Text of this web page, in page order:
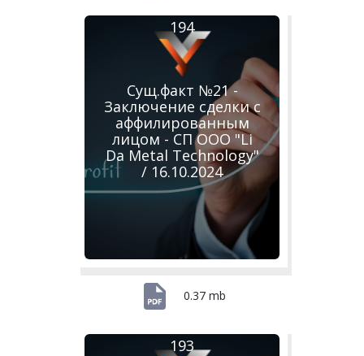
Сущ.факт №21 -
Заключение сделки с
аффилированным
лицом - СП ООО "Li
Da Metal Technology"
/ 16.10.2024
194
0.37 mb
193